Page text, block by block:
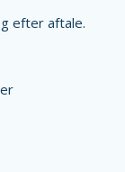
efter aftale.